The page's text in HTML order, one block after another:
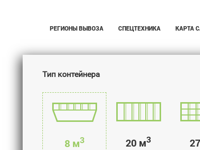
РЕГИОНЫ ВЫВОЗА СПЕЦТЕХНИКА КАРТА
Тип контейнера
8 м3 20 м3